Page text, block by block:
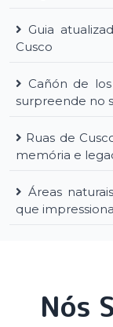
Guia
Cusco
Cañón de
surpreende no
Ruas de
memória e
Áreas
que
Nós